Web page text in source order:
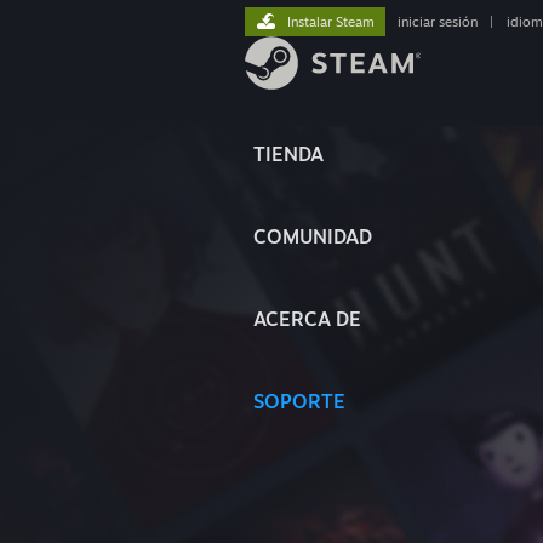
TIENDA
COMUNIDAD
ACERCA DE
SOPORTE
Instalar Steam iniciar sesión